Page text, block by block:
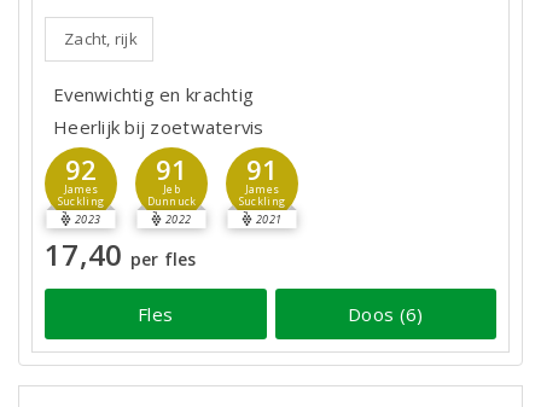
Zacht, rijk
Evenwichtig en krachtig
Heerlijk bij zoetwatervis
92
James
Suckling
2023
91
Jeb
Dunnuck
2022
91
James
Suckling
2021
17,40 per fles
Fles Doos (6)